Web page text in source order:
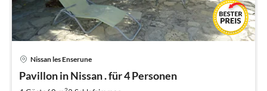
Nissan les Enserune
Pavillon in Nissan . für 4 Personen